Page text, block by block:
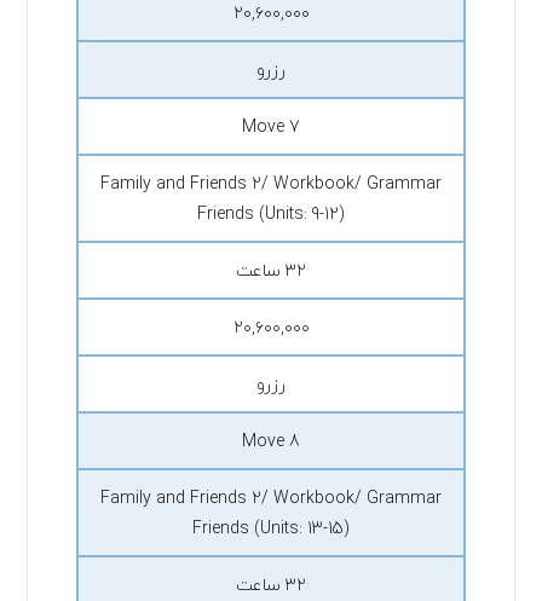
۲۰,۶۰۰,۰۰۰
رزرو
Move 7
Family and Friends 2/ Workbook/ Grammar
Friends (Units: 9-12)
۳۲ ساعت
۲۰,۶۰۰,۰۰۰
رزرو
Move 8
Family and Friends 2/ Workbook/ Grammar
Friends (Units: 13-15)
۳۲ ساعت